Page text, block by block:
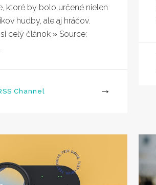
ktoré by bolo určené nielen
hudby, ale aj hráčov.
celý článok » Source:
Channel